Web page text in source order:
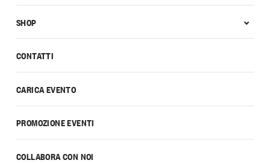
CONTATTI
CARICA EVENTO
PROMOZIONE EVENTI
COLLABORA CON NOI
SHOP